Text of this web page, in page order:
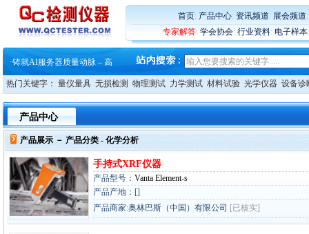
首页: 产品中心: 资讯频道: 展会频道
专家解答: 学会协会: 行业资料: 电子样本
蔡司软件 | 高效变形分析能
·铸就AI服务器质量动脉 – 高
·铸就AI服务器质量动脉 – 高
·ZEISS BOSELLO ADR 让内部缺
·蔡司和亿纬锂能达成战略合作
蔡司软件 | 高效变形分析能
·铸就AI服务器质量动脉 – 高
·铸就AI服务器质量动脉 – 高
·ZEISS BOSELLO ADR 让内部缺
蔡司和亿纬锂能达成战略合作
大牌云集 买家升级 ——26
热门关键字： 量仪量具 无损检测 物理测试 力学测试 材料试验 光学仪器 设备诊
产品中心
产品展示 － 产品分类- 化学分析
手持式XRF仪器
产品型号： Vanta Element-s
产品产地：[]
产品商家:奥林巴斯（中国）有限公司 [已核实]